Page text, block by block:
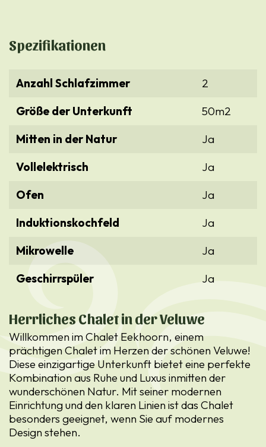
Spezifikationen
Anzahl Schlafzimmer
2
Größe der Unterkunft
50m2
Mitten in der Natur
Ja
Vollelektrisch
Ja
Ofen
Ja
Induktionskochfeld
Ja
Mikrowelle
Ja
Geschirrspüler
Ja
Herrliches Chalet in der Veluwe
Willkommen im Chalet Eekhoorn, einem
prächtigen Chalet im Herzen der schönen Veluwe!
Diese einzigartige Unterkunft bietet eine perfekte
Kombination aus Ruhe und Luxus inmitten der
wunderschönen Natur. Mit seiner modernen
Einrichtung und den klaren Linien ist das Chalet
besonders geeignet, wenn Sie auf modernes
Design stehen.